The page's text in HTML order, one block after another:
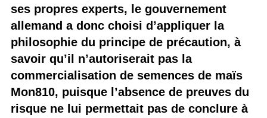
ses propres experts, le gouvernement
allemand a donc choisi d’appliquer la
philosophie du principe de précaution, à
savoir qu’il n’autoriserait pas la
commercialisation de semences de maïs
Mon810, puisque l’absence de preuves du
risque ne lui permettait pas de conclure à